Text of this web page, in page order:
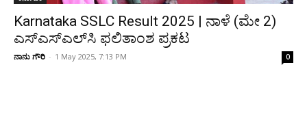
Karnataka SSLC Result 2025 | ನಾಳೆ (ಮೇ 2)
ಎಸ್‌ಎಸ್‌ಎಲ್‌ಸಿ ಫಲಿತಾಂಶ ಪ್ರಕಟ
ನಾನು ಗೌರಿ - 1 May 2025, 7:13 PM 0